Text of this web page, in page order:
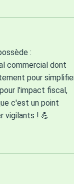
:
commercial dont
pour
l'impact fiscal,
c'est un point
vigilants ! 💪